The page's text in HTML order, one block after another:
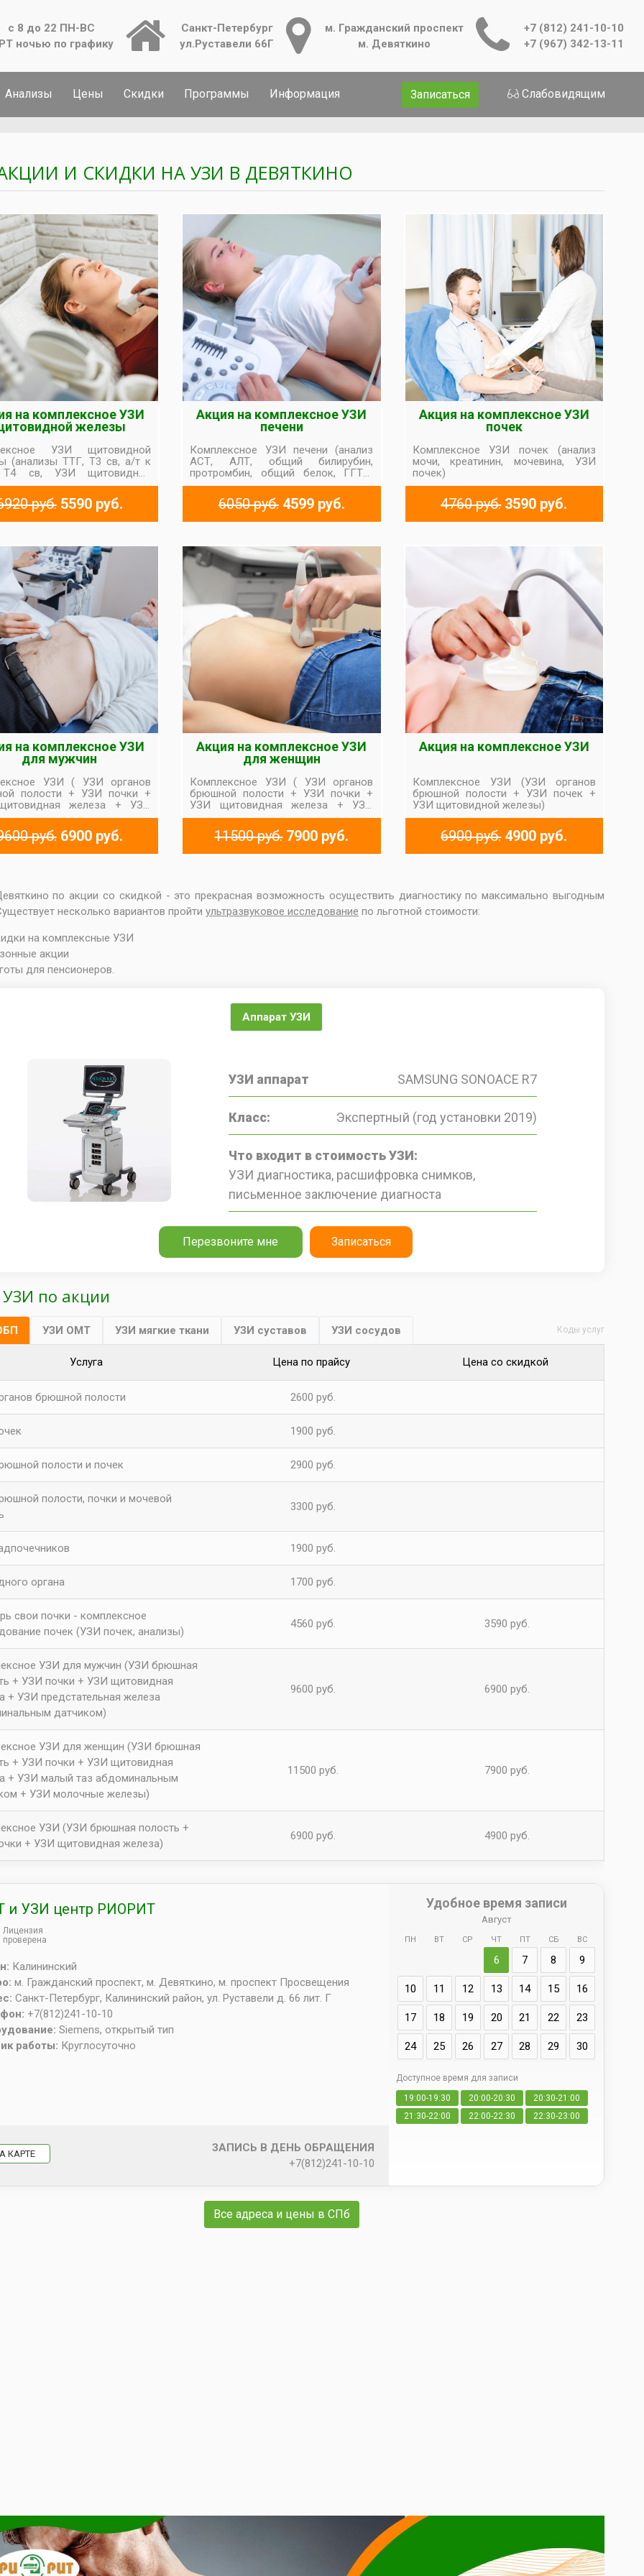
с 8 до 22 ПН-ВС
ночью по графику
Санкт-Петербург
ул.Руставели 66Г
м. Гражданский проспект
м. Девяткино
+7 (812) 241-10-10
+7 (967) 342-13-11
Анализы Цены Скидки Программы Информация Записаться Слабовидящим
И СКИДКИ НА УЗИ В ДЕВЯТКИНО
на комплексное УЗИ
железы
УЗИ щитовидной
(анализы ТТГ, Т3 св, а/т к
св, УЗИ щитовидной
руб.5590 руб.
Акция на комплексное УЗИ
печени
Комплексное УЗИ печени (анализ
АСТ, АЛТ, общий билирубин,
протромбин, общий белок, ГГТП,
УЗИ органов брюшной полости)
6050 руб.4599 руб.
Акция на комплексное УЗИ
почек
Комплексное УЗИ почек (анализ
мочи, креатинин, мочевина, УЗИ
почек)
4760 руб.3590 руб.
на комплексное УЗИ
для мужчин
УЗИ ( УЗИ органов
полости + УЗИ почки +
железа + УЗИ
железа
датчиком)
руб.6900 руб.
Акция на комплексное УЗИ
для женщин
Комплексное УЗИ ( УЗИ органов
брюшной полости + УЗИ почки +
УЗИ щитовидная железа + УЗИ
малый таз абдоминальным
датчиком + УЗИ молочные железы)
11500 руб.7900 руб.
Акция на комплексное УЗИ
Комплексное УЗИ (УЗИ органов
брюшной полости + УЗИ почек +
УЗИ щитовидной железы)
6900 руб.4900 руб.
по акции со скидкой - это прекрасная возможность осуществить диагностику по максимально выгодным
несколько вариантов пройти ультразвуковое исследование по льготной стоимости:
на комплексные УЗИ
акции
для пенсионеров.
Аппарат УЗИ
УЗИ аппарат SAMSUNG SONOACE R7
Класс: Экспертный (год установки 2019)
Что входит в стоимость УЗИ:
УЗИ диагностика, расшифровка снимков,
письменное заключение диагноста
Перезвоните мне Записаться
по акции
УЗИ ОМТ УЗИ мягкие ткани УЗИ суставов УЗИ сосудов Коды услуг
Услуга Цена по прайсу Цена со скидкой
брюшной полости 2600 руб.
1900 руб.
полости и почек 2900 руб.
полости, почки и мочевой
3300 руб.
1900 руб.
органа 1700 руб.
свои почки - комплексное
почек (УЗИ почек, анализы)
4560 руб. 3590 руб.
УЗИ для мужчин (УЗИ брюшная
+ УЗИ почки + УЗИ щитовидная
+ УЗИ предстательная железа
датчиком)
9600 руб. 6900 руб.
УЗИ для женщин (УЗИ брюшная
+ УЗИ почки + УЗИ щитовидная
+ УЗИ малый таз абдоминальным
+ УЗИ молочные железы)
11500 руб. 7900 руб.
УЗИ (УЗИ брюшная полость +
+ УЗИ щитовидная железа)
6900 руб. 4900 руб.
и УЗИ центр РИОРИТ
Лицензия
проверена
Калининский
м. Гражданский проспект, м. Девяткино, м. проспект Просвещения
Санкт-Петербург, Калининский район, ул. Руставели д. 66 лит. Г
+7(812)241-10-10
Siemens, открытый тип
работы: Круглосуточно
КАРТЕ
ЗАПИСЬ В ДЕНЬ ОБРАЩЕНИЯ
+7(812)241-10-10
Удобное время записи
Август
ПН ВТ СР ЧТ ПТ СБ ВС
6 7 8 9
10 11 12 13 14 15 16
17 18 19 20 21 22 23
24 25 26 27 28 29 30
Доступное время для записи
19:00-19:30
20:00-20:30
20:30-21:00
21:30-22:00
22:00-22:30 22:30-23:00
Все адреса и цены в СПб